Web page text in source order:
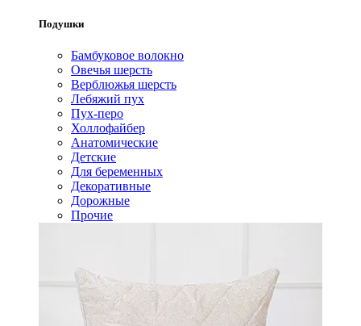
Подушки
Бамбуковое волокно
Овечья шерсть
Верблюжья шерсть
Лебяжий пух
Пух-перо
Холлофайбер
Анатомические
Детские
Для беременных
Декоративные
Дорожные
Прочие